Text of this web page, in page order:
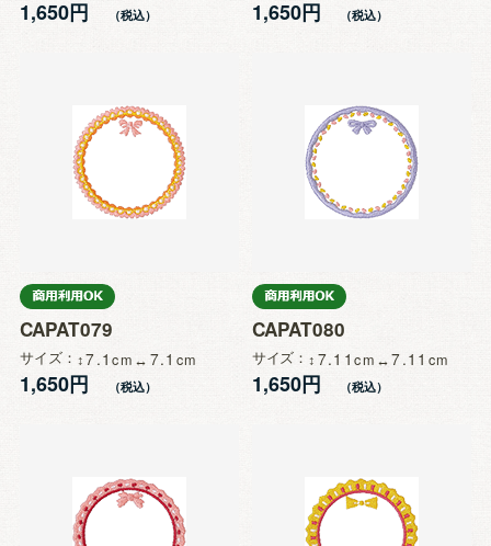
1,650円 1,650円
CAPAT079
サイズ 7.1 7.1
1,650円
CAPAT080
サイズ 7.11 7.11
1,650円